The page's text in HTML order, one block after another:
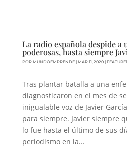
La radio española despide a
poderosas, hasta siempre
POR MUNDOEMPRENDE| MAR 11, 2020|
Tras plantar batalla a una
diagnosticaron en el mes de
inigualable voz de Javier
para siempre. Javier siempre
lo fue hasta el último de sus
periodismo en la...